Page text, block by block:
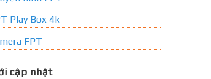
Play Box 4k
FPT
cập nhật